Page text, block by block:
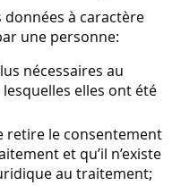
données à caractère
une personne:
nécessaires au
elles ont été
retire le consentement
et qu’il n’existe
au traitement;